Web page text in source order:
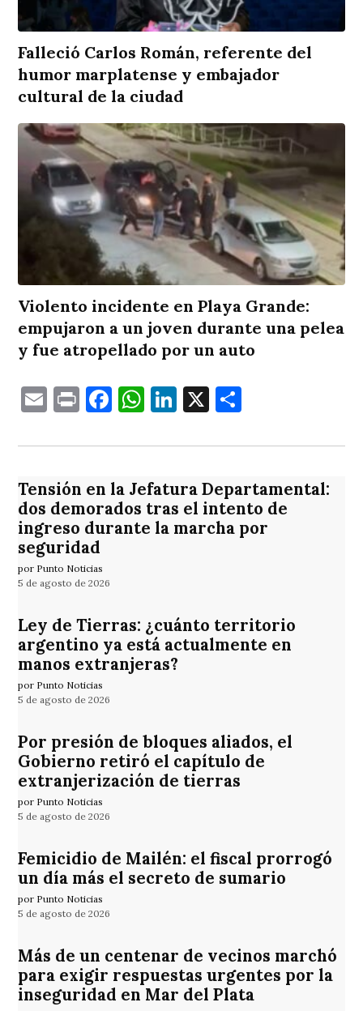
Falleció Carlos Román, referente del
humor marplatense y embajador
cultural de la ciudad
Violento incidente en Playa Grande:
empujaron a un joven durante una pelea
y fue atropellado por un auto
EmailPrintFacebook
WhatsApp
LinkedIn
X
Tensión en la Jefatura Departamental:
dos demorados tras el intento de
ingreso durante la marcha por
seguridad
por Punto Noticias
5 de agosto de 2026
Ley de Tierras: ¿cuánto territorio
argentino ya está actualmente en
manos extranjeras?
por Punto Noticias
5 de agosto de 2026
Por presión de bloques aliados, el
Gobierno retiró el capítulo de
extranjerización de tierras
por Punto Noticias
5 de agosto de 2026
Femicidio de Mailén: el fiscal prorrogó
un día más el secreto de sumario
por Punto Noticias
5 de agosto de 2026
Más de un centenar de vecinos marchó
para exigir respuestas urgentes por la
inseguridad en Mar del Plata